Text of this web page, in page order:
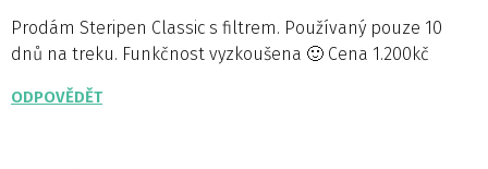
Prodám Steripen Classic s filtrem. Používaný pouze 10
dnů na treku. Funkčnost vyzkoušena 🙂 Cena 1.200kč
ODPOVĚDĚT